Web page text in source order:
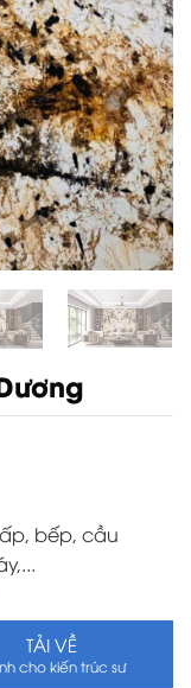
bếp, cầu
TẢI VỀ
cho kiến trúc sư